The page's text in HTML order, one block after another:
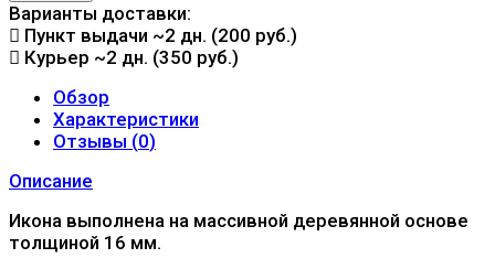
Варианты доставки:
Пункт выдачи ~2 дн. (200 руб.)
Курьер ~2 дн. (350 руб.)
Обзор
Характеристики
Отзывы (0)
Описание
Икона выполнена на массивной деревянной основе
толщиной 16 мм.